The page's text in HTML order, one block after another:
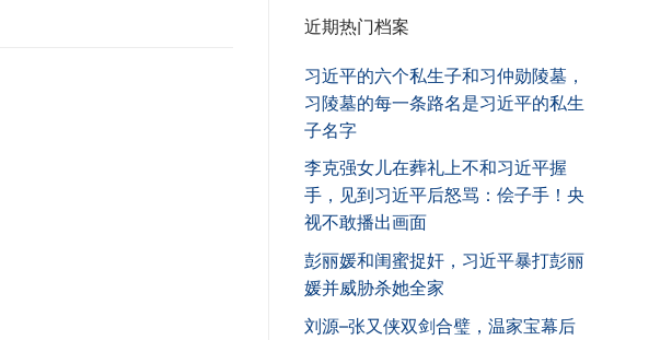
近期热门档案
习近平的六个私生子和习仲勋陵墓，
习陵墓的每一条路名是习近平的私生
子名字
李克强女儿在葬礼上不和习近平握
手，见到习近平后怒骂：侩子手！央
视不敢播出画面
彭丽媛和闺蜜捉奸，习近平暴打彭丽
媛并威胁杀她全家
刘源–张又侠双剑合璧，温家宝幕后